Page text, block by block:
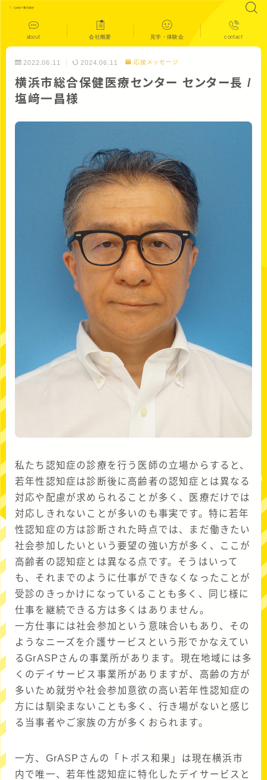
about 会社概要 見学・体験会 contact
2022.06.11 2024.06.11 応援メッセージ
横浜市総合保健医療センター センター長 /
塩﨑一昌様
私たち認知症の診療を行う医師の立場からすると、
若年性認知症は診断後に高齢者の認知症とは異なる
対応や配慮が求められることが多く、医療だけでは
対応しきれないことが多いのも事実です。特に若年
性認知症の方は診断された時点では、まだ働きたい
社会参加したいという要望の強い方が多く、ここが
高齢者の認知症とは異なる点です。そうはいって
も、それまでのように仕事ができなくなったことが
受診のきっかけになっていることも多く、同じ様に
仕事を継続できる方は多くはありません。
一方仕事には社会参加という意味合いもあり、その
ようなニーズを介護サービスという形でかなえてい
るGrASPさんの事業所があります。現在地域には多
くのデイサービス事業所がありますが、高齢の方が
多いため就労や社会参加意欲の高い若年性認知症の
方には馴染まないことも多く、行き場がないと感じ
る当事者やご家族の方が多くおられます。
一方、GrASPさんの「トポス和果」は現在横浜市
内で唯一、若年性認知症に特化したデイサービスと